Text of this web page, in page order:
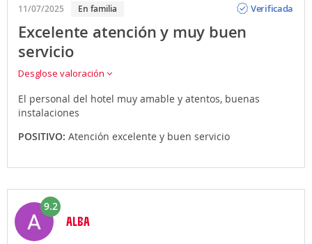
11/07/2025 En familia
Verificada
Excelente atención y muy buen
servicio
Desglose valoración
El personal del hotel muy amable y atentos, buenas
instalaciones
POSITIVO: Atención excelente y buen servicio
9.2
ALBA